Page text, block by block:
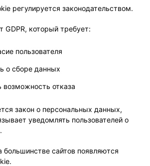
регулируется законодательством.
GDPR, который требует:
пользователя
о сборе данных
возможность отказа
закон о персональных данных,
уведомлять пользователей о
сайтов появляются